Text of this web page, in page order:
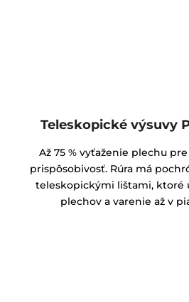
Teleskopické výsuvy
Až 75 % vyťaženie plechu
prispôsobivosť. Rúra má
teleskopickými lištami, ktoré
plechov a varenie až v